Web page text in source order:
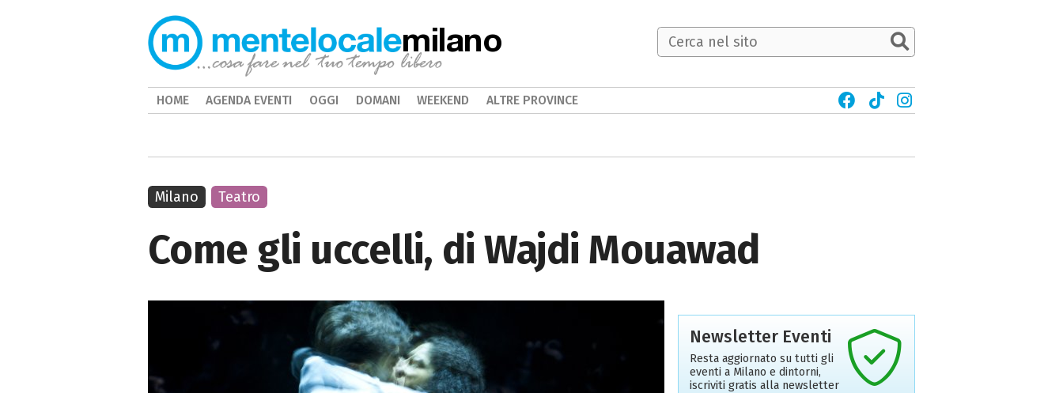
Come gli uccelli, di Wajdi Mouawad
Milano Teatro
Newsletter Eventi
Resta aggiornato su tutti gli
eventi a Milano e dintorni,
iscriviti gratis alla newsletter
milano
HOME AGENDA EVENTI OGGI DOMANI WEEKEND ALTRE PROVINCE